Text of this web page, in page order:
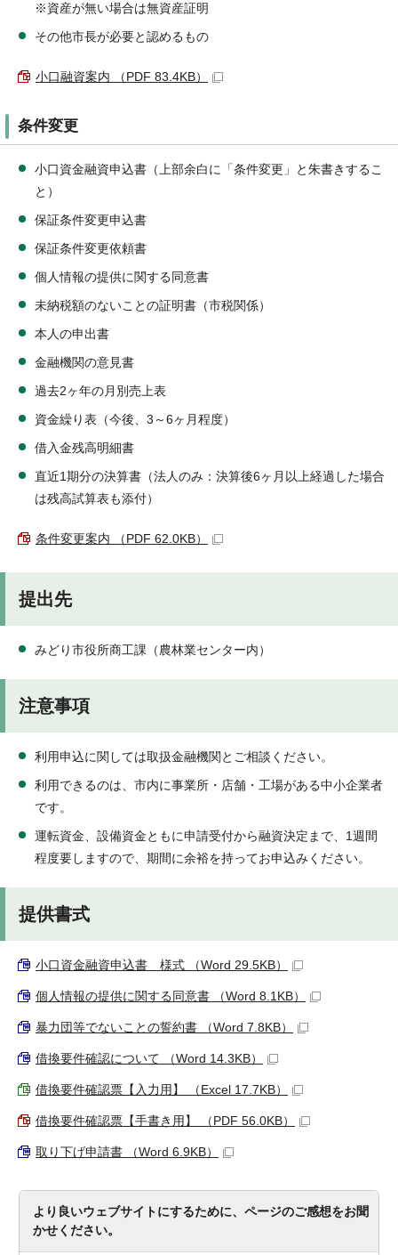
※資産が無い場合は無資産証明
その他市長が必要と認めるもの
小口融資案内 （PDF 83.4KB）
条件変更
小口資金融資申込書（上部余白に「条件変更」と朱書きするこ
と）
保証条件変更申込書
保証条件変更依頼書
個人情報の提供に関する同意書
未納税額のないことの証明書（市税関係）
本人の申出書
金融機関の意見書
過去2ヶ年の月別売上表
資金繰り表（今後、3～6ヶ月程度）
借入金残高明細書
直近1期分の決算書（法人のみ：決算後6ヶ月以上経過した場合
は残高試算表も添付）
条件変更案内 （PDF 62.0KB）
提出先
みどり市役所商工課（農林業センター内）
注意事項
利用申込に関しては取扱金融機関とご相談ください。
利用できるのは、市内に事業所・店舗・工場がある中小企業者
です。
運転資金、設備資金ともに申請受付から融資決定まで、1週間
程度要しますので、期間に余裕を持ってお申込みください。
提供書式
小口資金融資申込書 様式 （Word 29.5KB）
個人情報の提供に関する同意書 （Word 8.1KB）
暴力団等でないことの誓約書 （Word 7.8KB）
借換要件確認について （Word 14.3KB）
借換要件確認票【入力用】 （Excel 17.7KB）
借換要件確認票【手書き用】 （PDF 56.0KB）
取り下げ申請書 （Word 6.9KB）
より良いウェブサイトにするために、ページのご感想をお聞
かせください。